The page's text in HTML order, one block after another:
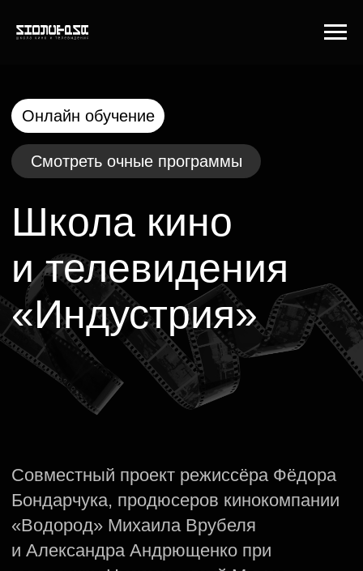
Школа кино
«Индустрия»
Совместный проект режиссёра Фёдора
Бондарчука, продюсеров кинокомпании
«Водород» Михаила Врубеля
и Александра Андрющенко при
поддержке Национальной Медиа
Смотреть очные программы
Выбрать программу